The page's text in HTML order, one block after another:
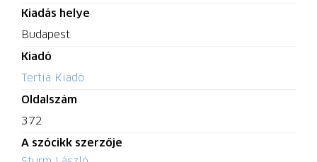
Kiadás helye
Budapest
Kiadó
Tertia Kiadó
Oldalszám
372
A szócikk szerzője